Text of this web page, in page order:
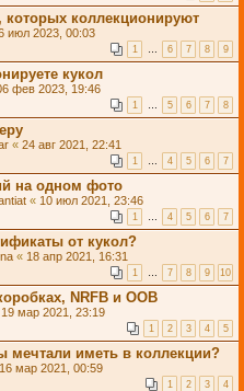
коллекционируют
июл 2023, 00:03
1 … 6 7 8 9
кукол
фев 2023, 19:46
1 … 5 6 7 8
« 24 авг 2021, 22:41
1 … 4 5 6 7
на одном фото
« 10 июл 2021, 23:46
1 … 4 5 6 7
от кукол?
« 18 апр 2021, 16:31
1 … 7 8 9 10
NRFB и OOB
19 мар 2021, 23:19
1 2 3 4 5
мечтали иметь в коллекции?
16 мар 2021, 00:59
1 2 3 4